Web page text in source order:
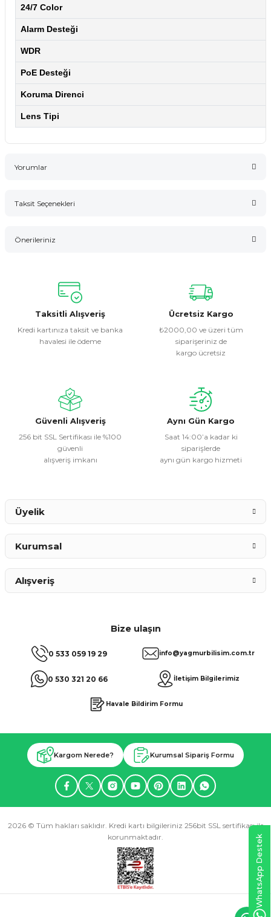
24/7 Color
Alarm Desteği
WDR
PoE Desteği
Koruma Direnci
Lens Tipi
Yorumlar
Taksit Seçenekleri
Önerileriniz
konularda yetersiz gördüğünüz noktaları öneri formunu
kullanarak tarafımıza iletebilirsiniz.
Görüş ve önerileriniz için teşekkür ederiz.
Ürün resmi kalitesiz, bozuk veya görüntülenemiyor.
Ürün fiyatı diğer sitelerden daha pahalı.
Bu ürüne benzer farklı alternatifler olmalı.
Taksitli Alışveriş
Kredi kartınıza taksit ve banka
havalesi ile ödeme
Ücretsiz Kargo
₺2000,00 ve üzeri tüm
siparişeriniz de
kargo ücretsiz
Güvenli Alışveriş
256 bit SSL Sertifikası ile %100
güvenli
alışveriş imkanı
Aynı Gün Kargo
Saat 14:00’a kadar ki
siparişlerde
aynı gün kargo hizmeti
Bize ulaşın
0 533 059 19 29
0 530 321 20 66
info@yagmurbilisim.com.tr
İletişim Bilgilerimiz
Havale Bildirim Formu
Üyelik
Kurumsal
Alışveriş
Kargom Nerede? Kurumsal Sipariş Formu
2026 © Tüm hakları saklıdır. Kredi kartı bilgileriniz 256bit SSL sertifikası ile
korunmaktadır.
WhatsApp Destek